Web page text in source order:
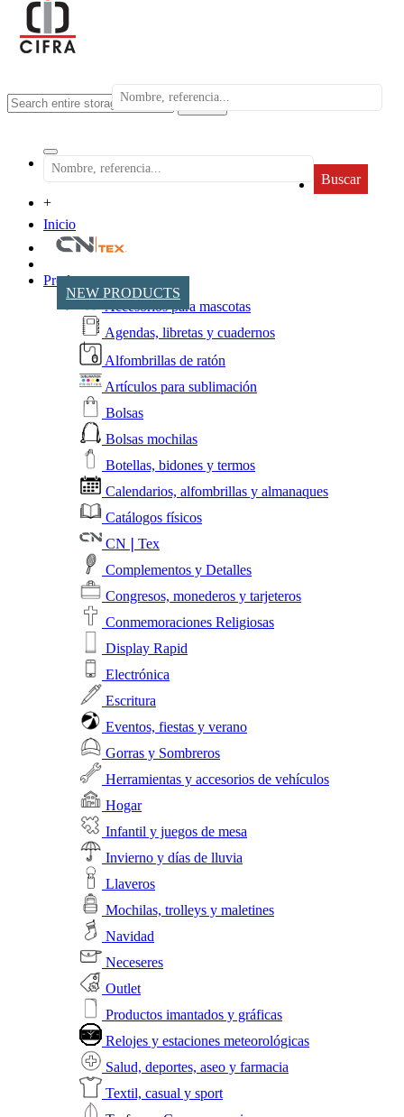
search
Buscar
+
Inicio
NEW PRODUCTS
Productos
Accesorios para mascotas
Agendas, libretas y cuadernos
Alfombrillas de ratón
Artículos para sublimación
Bolsas
Bolsas mochilas
Botellas, bidones y termos
Calendarios, alfombrillas y almanaques
Catálogos físicos
CN❘Tex
Complementos y Detalles
Congresos, monederos y tarjeteros
Conmemoraciones Religiosas
Display Rapid
Electrónica
Escritura
Eventos, fiestas y verano
Gorras y Sombreros
Herramientas y accesorios de vehículos
Hogar
Infantil y juegos de mesa
Invierno y días de lluvia
Llaveros
Mochilas, trolleys y maletines
Navidad
Neceseres
Outlet
Productos imantados y gráficas
Relojes y estaciones meteorológicas
Salud, deportes, aseo y farmacia
Textil, casual y sport